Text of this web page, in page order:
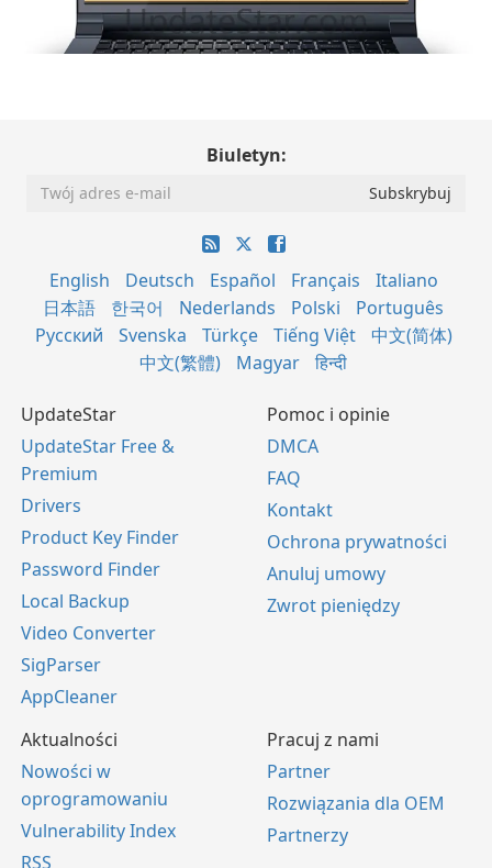
Biuletyn:
English Deutsch Español Français
Italiano
日本語
한국어 Nederlands Polski
Português
Русский
Svenska Türkçe Tiếng Việt
中文(简体)
中文(繁體)
Magyar हिन्दी
UpdateStar
UpdateStar Free &
Premium
Drivers
Product Key Finder
Password Finder
Local Backup
Video Converter
SigParser
AppCleaner
Pomoc i opinie
DMCA
FAQ
Kontakt
Ochrona prywatności
Anuluj umowy
Zwrot pieniędzy
Aktualności
Nowości w
oprogramowaniu
Vulnerability Index
RSS
Pracuj z nami
Partner
Rozwiązania dla OEM
Partnerzy